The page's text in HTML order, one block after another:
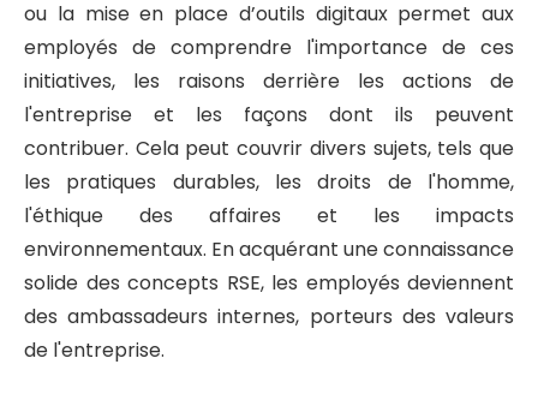
ou la mise en place d’outils digitaux permet aux
employés de comprendre l'importance de ces
initiatives, les raisons derrière les actions de
l'entreprise et les façons dont ils peuvent
contribuer. Cela peut couvrir divers sujets, tels que
les pratiques durables, les droits de l'homme,
l'éthique des affaires et les impacts
environnementaux. En acquérant une connaissance
solide des concepts RSE, les employés deviennent
des ambassadeurs internes, porteurs des valeurs
de l'entreprise.